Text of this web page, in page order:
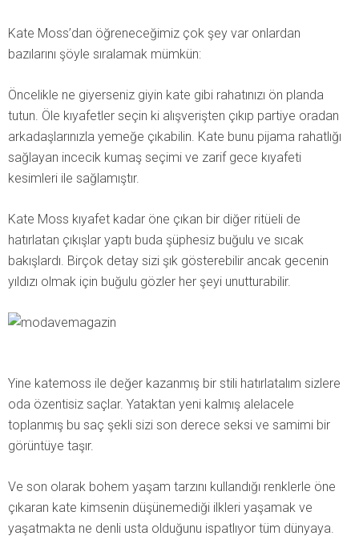
Kate Moss’dan öğreneceğimiz çok şey var onlardan
bazılarını şöyle sıralamak mümkün:
Öncelikle ne giyerseniz giyin kate gibi rahatınızı ön planda
tutun. Öle kıyafetler seçin ki alışverişten çıkıp partiye oradan
arkadaşlarınızla yemeğe çıkabilin. Kate bunu pijama rahatlığı
sağlayan incecik kumaş seçimi ve zarif gece kıyafeti
kesimleri ile sağlamıştır.
Kate Moss kıyafet kadar öne çıkan bir diğer ritüeli de
hatırlatan çıkışlar yaptı buda şüphesiz buğulu ve sıcak
bakışlardı. Birçok detay sizi şık gösterebilir ancak gecenin
yıldızı olmak için buğulu gözler her şeyi unutturabilir.
Yine katemoss ile değer kazanmış bir stili hatırlatalım sizlere
oda özentisiz saçlar. Yataktan yeni kalmış alelacele
toplanmış bu saç şekli sizi son derece seksi ve samimi bir
görüntüye taşır.
Ve son olarak bohem yaşam tarzını kullandığı renklerle öne
çıkaran kate kimsenin düşünemediği ilkleri yaşamak ve
yaşatmakta ne denli usta olduğunu ispatlıyor tüm dünyaya.